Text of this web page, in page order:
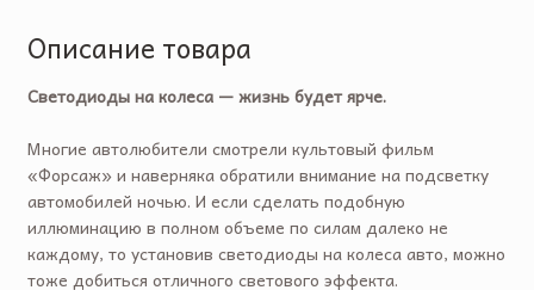
Описание товара
Светодиоды на колеса — жизнь будет ярче.
Многие автолюбители смотрели культовый фильм
«Форсаж» и наверняка обратили внимание на подсветку
автомобилей ночью. И если сделать подобную
иллюминацию в полном объеме по силам далеко не
каждому, то установив светодиоды на колеса авто, можно
тоже добиться отличного светового эффекта.